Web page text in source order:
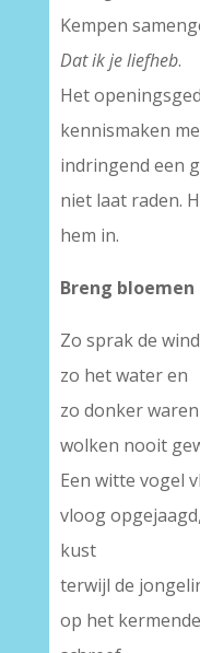
Kempen
Dat ik je liefheb.
Het
kennismaken
indringend een
niet laat raden.
hem in.
Breng bloemen
Zo sprak de
zo het water en
zo donker
wolken nooit
Een witte vogel
vloog
kust
terwijl de
op het